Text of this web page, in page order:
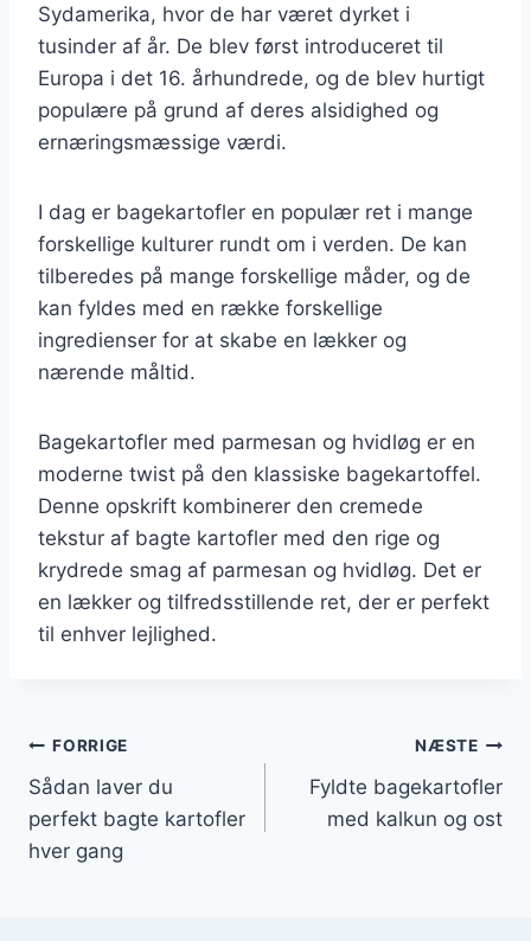
Sydamerika, hvor de har været dyrket i
tusinder af år. De blev først introduceret til
Europa i det 16. århundrede, og de blev hurtigt
populære på grund af deres alsidighed og
ernæringsmæssige værdi.
I dag er bagekartofler en populær ret i mange
forskellige kulturer rundt om i verden. De kan
tilberedes på mange forskellige måder, og de
kan fyldes med en række forskellige
ingredienser for at skabe en lækker og
nærende måltid.
Bagekartofler med parmesan og hvidløg er en
moderne twist på den klassiske bagekartoffel.
Denne opskrift kombinerer den cremede
tekstur af bagte kartofler med den rige og
krydrede smag af parmesan og hvidløg. Det er
en lækker og tilfredsstillende ret, der er perfekt
til enhver lejlighed.
Indlægsnavigation
FORRIGE
Sådan laver du
perfekt bagte kartofler
hver gang
NÆSTE
Fyldte bagekartofler
med kalkun og ost